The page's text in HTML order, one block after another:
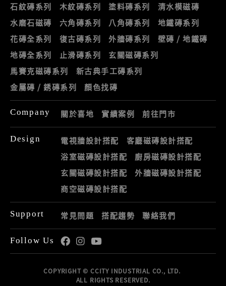
石紋磚系列
木紋磚系列 塗料磚系列
清水模磁磚
水磨石磁磚
六角磚系列 八角磚系列
地鐵磚系列
花磚全系列
復古磚系列 外牆磚系列
壁磚 / 地鐵磚
地磚全系列
止滑磚系列
玄關磁磚系列
馬賽克磁磚系列
新古典手工磚系列
金屬磚 / 銹磚系列
顏色找磚
Company 關於喜地 實績案例 前往門市
Design 電視牆設計搭配
客廳磁磚設計搭配
浴室磁磚設計搭配
廚房磁磚設計搭配
玄關磁磚設計搭配
外牆磁磚設計搭配
商空磁磚設計搭配
Support 常見問題 搭配趨勢 聯絡我們
Follow Us
COPYRIGHT © CCITY INDUSTRIAL CO., LTD.
ALL RIGHTS RESERVED.